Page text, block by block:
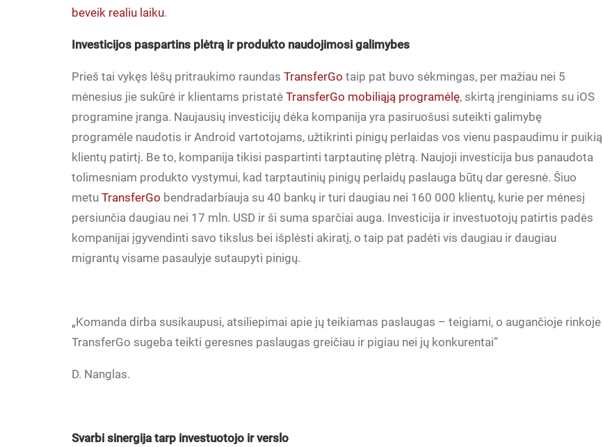
beveik realiu laiku.
Investicijos paspartins plėtrą ir produkto naudojimosi galimybes
Prieš tai vykęs lėšų pritraukimo raundasTransferGo taip pat buvo sėkmingas, per mažiau nei 5
mėnesius jie sukūrė ir klientams pristatėTransferGo mobiliąją programėlę, skirtą įrenginiams su iOS
programine įranga. Naujausių investicijų dėka kompanija yra pasiruošusi suteikti galimybę
programėle naudotis ir Android vartotojams, užtikrinti pinigų perlaidas vos vienu paspaudimu ir puikią
klientų patirtį. Be to, kompanija tikisi paspartinti tarptautinę plėtrą. Naujoji investicija bus panaudota
tolimesniam produkto vystymui, kad tarptautinių pinigų perlaidų paslauga būtų dar geresnė. Šiuo
metuTransferGo bendradarbiauja su 40 bankų ir turi daugiau nei 160 000 klientų, kurie per mėnesį
persiunčia daugiau nei 17 mln. USD ir ši suma sparčiai auga. Investicija ir investuotojų patirtis padės
kompanijai įgyvendinti savo tikslus bei išplėsti akiratį, o taip pat padėti vis daugiau ir daugiau
migrantų visame pasaulyje sutaupyti pinigų.
„Komanda dirba susikaupusi, atsiliepimai apie jų teikiamas paslaugas – teigiami, o augančioje rinkoje
TransferGo sugeba teikti geresnes paslaugas greičiau ir pigiau nei jų konkurentai”
D. Nanglas.
Svarbi sinergija tarp investuotojo ir verslo